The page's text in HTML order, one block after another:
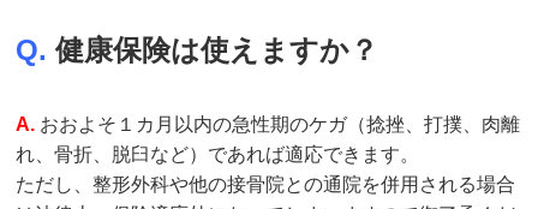
Q. 健康保険は使えますか？
A. おおよそ１カ月以内の急性期のケガ（捻挫、打撲、肉離
れ、骨折、脱臼など）であれば適応できます。
ただし、整形外科や他の接骨院との通院を併用される場合